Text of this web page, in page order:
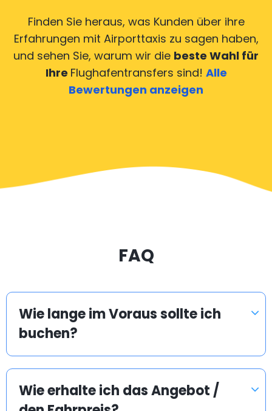
Finden Sie heraus, was Kunden über ihre
Erfahrungen mit Airporttaxis zu sagen haben,
und sehen Sie, warum wir die beste Wahl für
Ihre Flughafentransfers sind! Alle
Bewertungen anzeigen
FAQ
Wie lange im Voraus sollte ich
buchen?
Wie erhalte ich das Angebot /